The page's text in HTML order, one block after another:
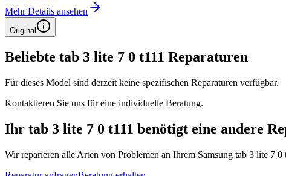
Mehr Details ansehen
Original
Beliebte tab 3 lite 7 0 t111 Reparaturen
Für dieses Model sind derzeit keine spezifischen Reparaturen verfügbar.
Kontaktieren Sie uns für eine individuelle Beratung.
Ihr tab 3 lite 7 0 t111 benötigt eine andere
Wir reparieren alle Arten von Problemen an Ihrem Samsung tab 3 lite 7 0